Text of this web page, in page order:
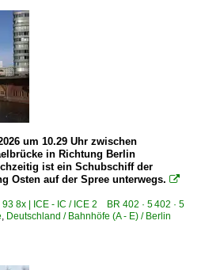
·KW·
und Kunstbauten
um 10.29 Uhr zwischen
in Richtung Berlin
ist ein Schubschiff der
Osten auf der Spree unterwegs. 
8x | ICE - IC / ICE 2 BR 402 · 5 402 · 5
, Deutschland / Bahnhöfe (A - E) / Berlin